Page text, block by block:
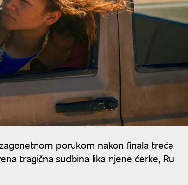
porukom nakon finala treće
tragična sudbina lika njene ćerke, Ru